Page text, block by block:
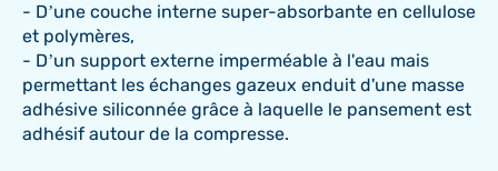
- D’une couche interne super-absorbante en cellulose
et polymères,
- D’un support externe imperméable à l'eau mais
permettant les échanges gazeux enduit d'une masse
adhésive siliconnée grâce à laquelle le pansement est
adhésif autour de la compresse.